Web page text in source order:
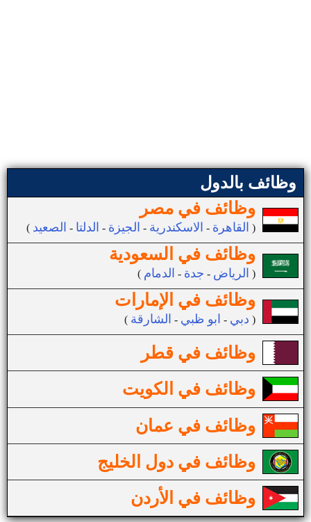
وظائف بالدول
وظائف في مصر
( القاهرة - الاسكندرية - الجيزة - الدلتا - الصعيد )
وظائف في السعودية
( الرياض - جدة - الدمام )
وظائف في الإمارات
( دبي - ابو ظبي - الشارقة )
وظائف في قطر
وظائف في الكويت
وظائف في عمان
وظائف في دول الخليج
وظائف في الأردن